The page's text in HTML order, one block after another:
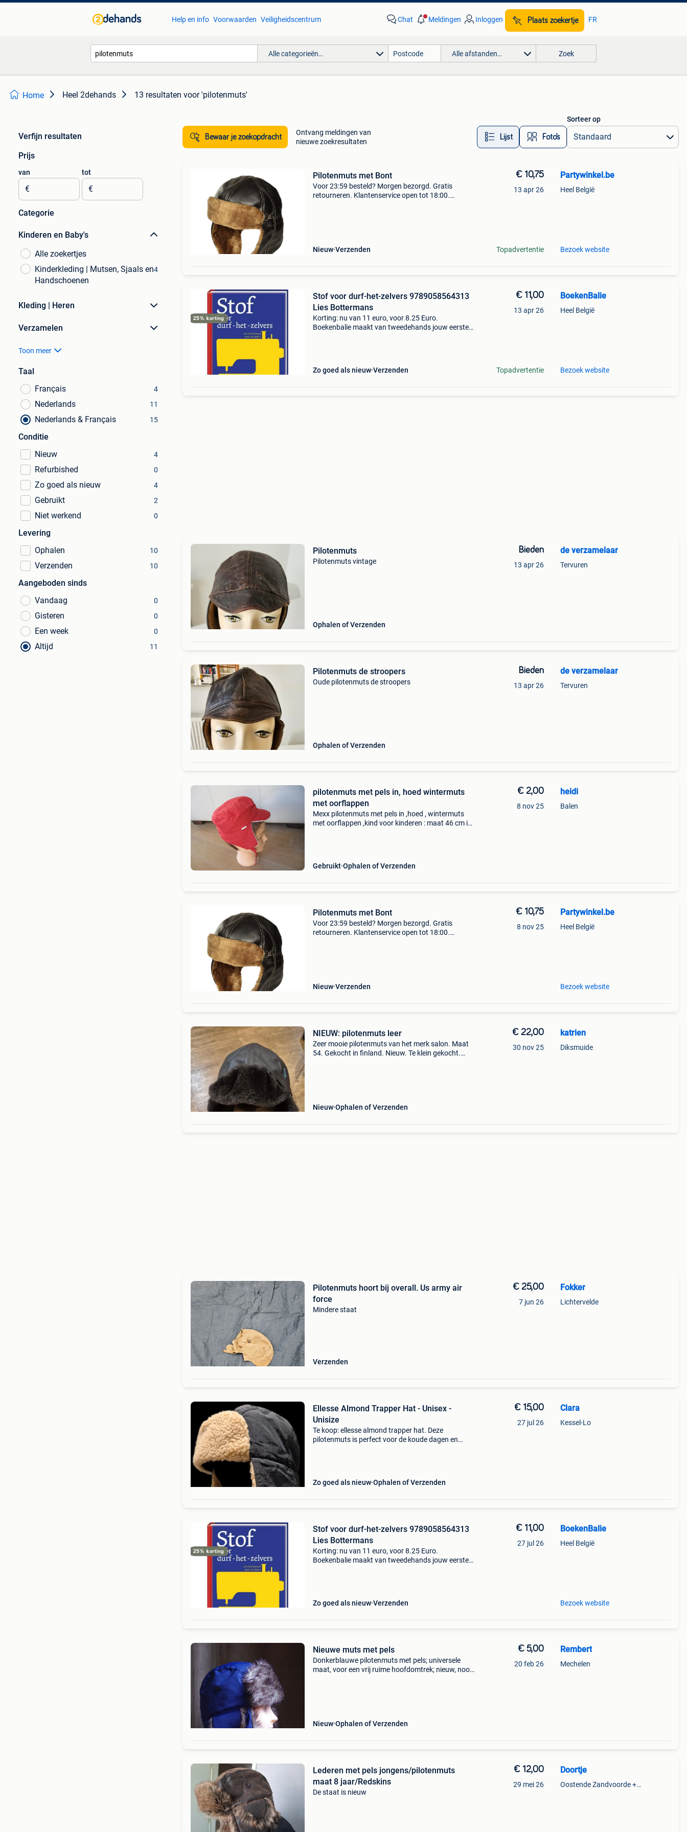
Help en info Voorwaarden Veiligheidscentrum Chat Meldingen Inloggen Plaats zoekertje FR
Alle categorieën… Alle afstanden… Zoek
Home Heel 2dehands 13 resultaten voor 'pilotenmuts'
Verfijn resultaten
Prijs
van
€
tot
€
Categorie
Kinderen en Baby's
Alle zoekertjes
Kinderkleding | Mutsen, Sjaals en
Handschoenen
4
Kleding | Heren
Verzamelen
Toon meer
Taal
Français
4
Nederlands 11
Nederlands & Français 15
Conditie
Nieuw
4
Refurbished 0
Zo goed als nieuw 4
Gebruikt 2
Niet werkend 0
Levering
Ophalen
10
Verzenden 10
Aangeboden sinds
Vandaag
0
Gisteren 0
Een week 0
Altijd 11
Bewaar je zoekopdracht
Ontvang meldingen van
nieuwe zoekresultaten
Lijst Foto’s
Sorteer op
Pilotenmuts met Bont
Voor 23:59 besteld? Morgen bezorgd. Gratis
retourneren. Klantenservice open tot 18:00.
Nieuw Verzenden
€ 10,75
13 apr 26
Topadvertentie
Partywinkel.be
Heel België
Bezoek website
Stof voor durf-het-zelvers 9789058564313
Lies Bottermans
Korting: nu van 11 euro, voor 8.25 Euro.
Boekenbalie maakt van tweedehands jouw eerste
Zo goed als nieuw Verzenden
€ 11,00
13 apr 26
Topadvertentie
BoekenBalie
Heel België
Bezoek website
Pilotenmuts
Pilotenmuts vintage
Ophalen of Verzenden
Bieden
13 apr 26
de verzamelaar
Tervuren
Pilotenmuts de stroopers
Oude pilotenmuts de stroopers
Ophalen of Verzenden
Bieden
13 apr 26
de verzamelaar
Tervuren
pilotenmuts met pels in, hoed wintermuts
met oorflappen
Mexx pilotenmuts met pels in ,hoed , wintermuts
met oorflappen ,kind voor kinderen : maat 46 cm in
Gebruikt Ophalen of Verzenden
€ 2,00
8 nov 25
heidi
Balen
Pilotenmuts met Bont
Voor 23:59 besteld? Morgen bezorgd. Gratis
retourneren. Klantenservice open tot 18:00.
Nieuw Verzenden
€ 10,75
8 nov 25
Partywinkel.be
Heel België
Bezoek website
NIEUW: pilotenmuts leer
Zeer mooie pilotenmuts van het merk salon. Maat
54. Gekocht in finland. Nieuw. Te klein gekocht.
Nieuw Ophalen of Verzenden
€ 22,00
30 nov 25
katrien
Diksmuide
Pilotenmuts hoort bij overall. Us army air
force
Mindere staat
Verzenden
€ 25,00
7 jun 26
Fokker
Lichtervelde
Ellesse Almond Trapper Hat - Unisex -
Unisize
Te koop: ellesse almond trapper hat. Deze
pilotenmuts is perfect voor de koude dagen en
Zo goed als nieuw Ophalen of Verzenden
€ 15,00
27 jul 26
Clara
Kessel-Lo
Stof voor durf-het-zelvers 9789058564313
Lies Bottermans
Korting: nu van 11 euro, voor 8.25 Euro.
Boekenbalie maakt van tweedehands jouw eerste
Zo goed als nieuw Verzenden
€ 11,00
27 jul 26
BoekenBalie
Heel België
Bezoek website
Nieuwe muts met pels
Donkerblauwe pilotenmuts met pels; universele
maat, voor een vrij ruime hoofdomtrek; nieuw, nooit
Nieuw Ophalen of Verzenden
€ 5,00
20 feb 26
Rembert
Mechelen
Lederen met pels jongens/pilotenmuts
maat 8 jaar/Redskins
De staat is nieuw
€ 12,00
29 mei 26
Doortje
Oostende Zandvoorde +Oostende